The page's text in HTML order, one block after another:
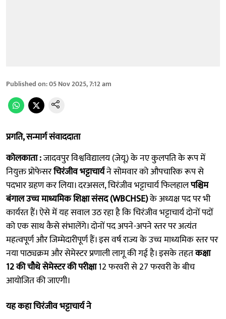
Published on:05 Nov 2025, 7:12 am
प्रगति, सन्मार्ग संवाददाता
कोलकाता :जादवपुर विश्वविद्यालय (जेयू) के नए कुलपति के रूप में
नियुक्त प्रोफेसरचिरंजीव भट्टाचार्यने सोमवार को औपचारिक रूप से
पदभार ग्रहण कर लिया। दरअसल, चिरंजीव भट्टाचार्य फिलहालपश्चिम
बंगाल उच्च माध्यमिक शिक्षा संसद (WBCHSE)के अध्यक्ष पद पर भी
कार्यरत हैं। ऐसे में यह सवाल उठ रहा है कि चिरंजीव भट्टाचार्य दोनों पदों
को एक साथ कैसे संभालेंगे। दोनों पद अपने-अपने स्तर पर अत्यंत
महत्वपूर्ण और जिम्मेदारीपूर्ण हैं। इस वर्ष राज्य के उच्च माध्यमिक स्तर पर
नया पाठ्यक्रम और सेमेस्टर प्रणाली लागू की गई है। इसके तहतकक्षा
12 की चौथे सेमेस्टर की परीक्षा12 फरवरी से 27 फरवरी के बीच
आयोजित की जाएगी।
यह कहा चिरंजीव भट्टाचार्य ने